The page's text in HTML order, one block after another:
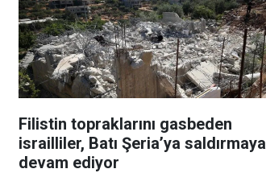
Filistin topraklarını gasbeden
israilliler, Batı Şeria’ya saldırmaya
devam ediyor